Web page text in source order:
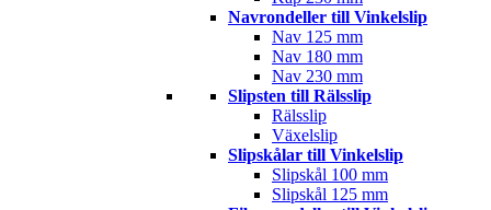
Navrondeller till Vinkelslip
Nav 125 mm
Nav 180 mm
Nav 230 mm
Slipsten till Rälsslip
Rälsslip
Växelslip
Slipskålar till Vinkelslip
Slipskål 100 mm
Slipskål 125 mm